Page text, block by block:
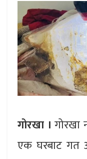
गोरखा । गोरखा
एक घरबाट गत